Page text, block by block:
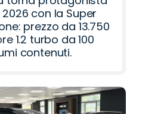
con la Super
prezzo da 13.750
1.2 turbo da 100
contenuti.